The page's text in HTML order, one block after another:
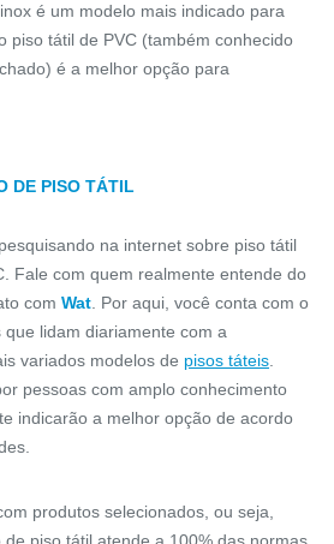
é um modelo mais indicado para
piso tátil de PVC (também conhecido
é a melhor opção para
DE PISO TÁTIL
na internet sobre piso tátil
Fale com quem realmente entende do
com Wat . Por aqui, você conta com o
lidam diariamente com a
variados modelos de pisos táteis
pessoas com amplo conhecimento
indicarão a melhor opção de acordo
produtos selecionados, ou seja,